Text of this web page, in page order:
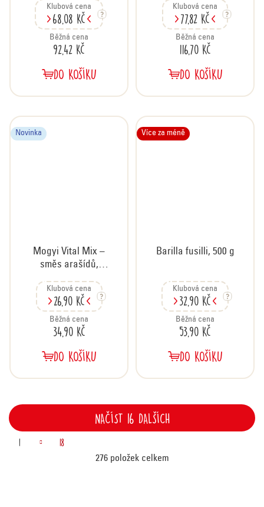
Klubová cena
68,08 Kč
Běžná cena
92,42 Kč
DO KOŠÍKU
Klubová cena
77,82 Kč
Běžná cena
116,70 Kč
DO KOŠÍKU
Novinka
Mogyi Vital Mix –
směs arašídů,
70 g
Klubová cena
26,90 Kč
Běžná cena
34,90 Kč
DO KOŠÍKU
Více za méně
Barilla fusilli, 500 g
Klubová cena
32,90 Kč
Běžná cena
53,90 Kč
DO KOŠÍKU
v
NAČÍST 16 DALŠÍCH
1 18
276položek celkem